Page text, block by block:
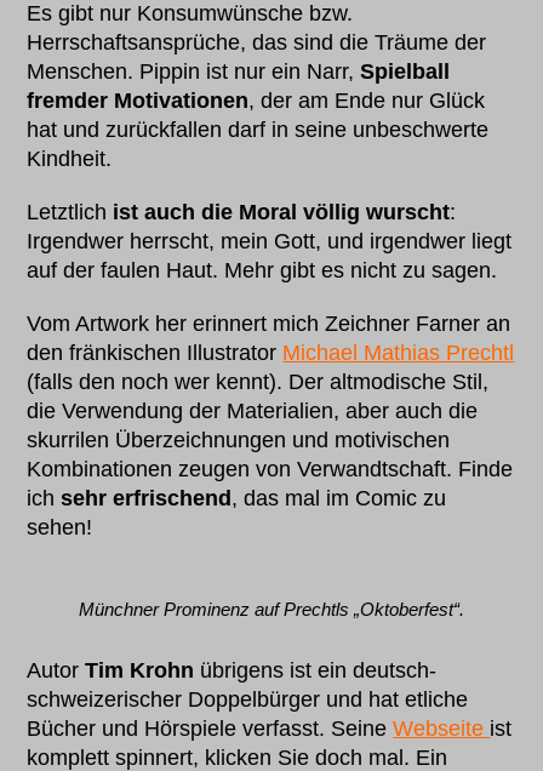
Es gibt nur Konsumwünsche bzw.
Herrschaftsansprüche, das sind die Träume der
Menschen. Pippin ist nur ein Narr,Spielball
fremder Motivationen, der am Ende nur Glück
hat und zurückfallen darf in seine unbeschwerte
Kindheit.
Letztlich ist auch die Moral völlig wurscht:
Irgendwer herrscht, mein Gott, und irgendwer liegt
auf der faulen Haut. Mehr gibt es nicht zu sagen.
Vom Artwork her erinnert mich Zeichner Farner an
den fränkischen Illustrator Michael Mathias Prechtl
(falls den noch wer kennt). Der altmodische Stil,
die Verwendung der Materialien, aber auch die
skurrilen Überzeichnungen und motivischen
Kombinationen zeugen von Verwandtschaft. Finde
ichsehr erfrischend , das mal im Comic zu
sehen!
Münchner Prominenz auf Prechtls „Oktoberfest“.
AutorTim Krohn übrigens ist ein deutsch-
schweizerischer Doppelbürger und hat etliche
Bücher und Hörspiele verfasst. SeineWebseite ist
komplett spinnert, klicken Sie doch mal. Ein